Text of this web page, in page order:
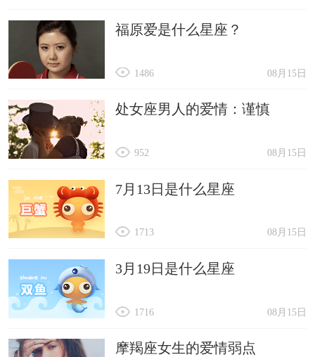
福原爱是什么星座？
08月15日
1486
处女座男人的爱情：谨慎
08月15日
952
7月13日是什么星座
08月15日
1713
3月19日是什么星座
08月15日
1716
摩羯座女生的爱情弱点